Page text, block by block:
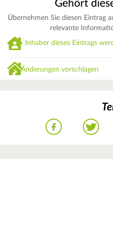
Gehört
Übernehmen Sie diesen Eintrag
relevante
Inhaber dieses Eintrags
Änderungen vorschlagen